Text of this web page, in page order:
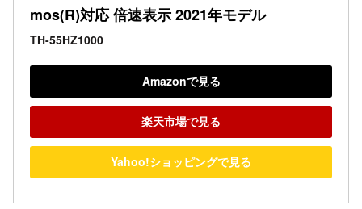
mos(R)対応 倍速表示 2021年モデル
TH-55HZ1000
Amazonで見る
楽天市場で見る
Yahoo!ショッピングで見る